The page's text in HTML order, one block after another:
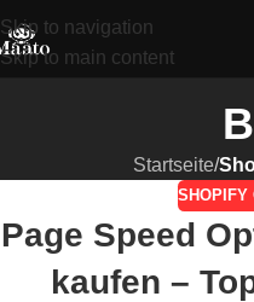
Skip to navigation
Skip to main content
Startseite/
SHOPIFY
Page Speed
kaufen –